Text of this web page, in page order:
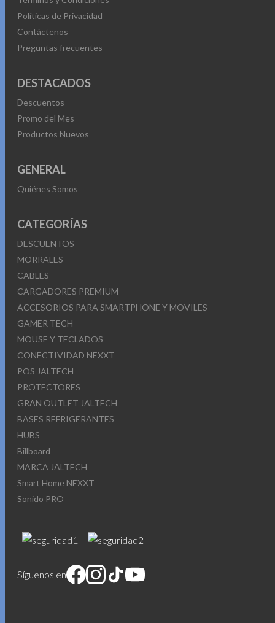
Políticas de Privacidad
Contáctenos
Preguntas frecuentes
DESTACADOS
Descuentos
Promo del Mes
Productos Nuevos
GENERAL
Quiénes Somos
CATEGORÍAS
DESCUENTOS
MORRALES
CABLES
CARGADORES PREMIUM
ACCESORIOS PARA SMARTPHONE Y MOVILES
GAMER TECH
MOUSE Y TECLADOS
CONECTIVIDAD NEXXT
POS JALTECH
PROTECTORES
GRAN OUTLET JALTECH
BASES REFRIGERANTES
HUBS
Billboard
MARCA JALTECH
Smart Home NEXXT
Sonido PRO
Síguenos en